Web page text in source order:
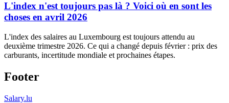
L'index n'est toujours pas là ? Voici où en sont les
choses en avril 2026
L'index des salaires au Luxembourg est toujours attendu au
deuxième trimestre 2026. Ce qui a changé depuis février : prix des
carburants, incertitude mondiale et prochaines étapes.
Footer
Salary.lu